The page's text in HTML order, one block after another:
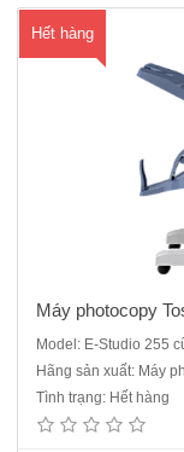
Hết hàng
Máy photocopy
Model: E-Studio 255
Hãng sản xuất: Máy
Tình trạng: Hết hàng
Máy photocopy
+ Scan màu Mạng-
đảo 2 mặt bản sao
lớn nhất: A3-